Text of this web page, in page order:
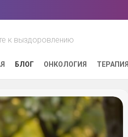
к выздоровлению
БЛОГ ОНКОЛОГИЯ ТЕРАПИЯ